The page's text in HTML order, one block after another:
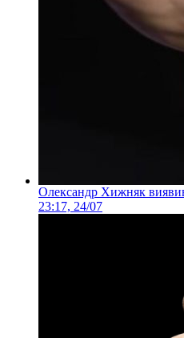
Олександр Хижняк
23:17, 24/07